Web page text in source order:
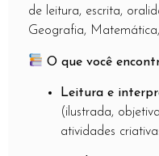
de leitura, escrita,
Geografia,
O que você
Leitura e
(ilustrada,
atividades